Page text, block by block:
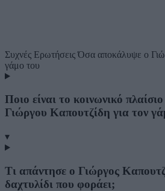
Συχνές ΕρωτήσειςΌσα αποκάλυψε ο
γάμο του
Ποιο είναι το κοινωνικό
Γιώργου Καπουτζίδη για τον
▾
Τι απάντησε ο Γιώργος
δαχτυλίδι που φοράει;